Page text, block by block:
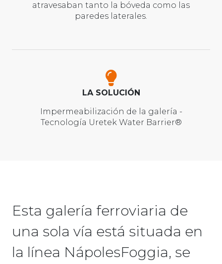
atravesaban tanto la bóveda como las
paredes laterales.
LA SOLUCIÓN
Impermeabilización de la galería -
Tecnología Uretek Water Barrier®
Esta galería ferroviaria de
una sola vía está situada en
la línea NápolesFoggia, se